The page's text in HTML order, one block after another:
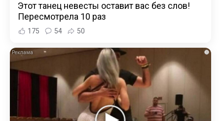
Этот танец невесты оставит вас без слов!
Пересмотрела 10 раз
175 54 50
i